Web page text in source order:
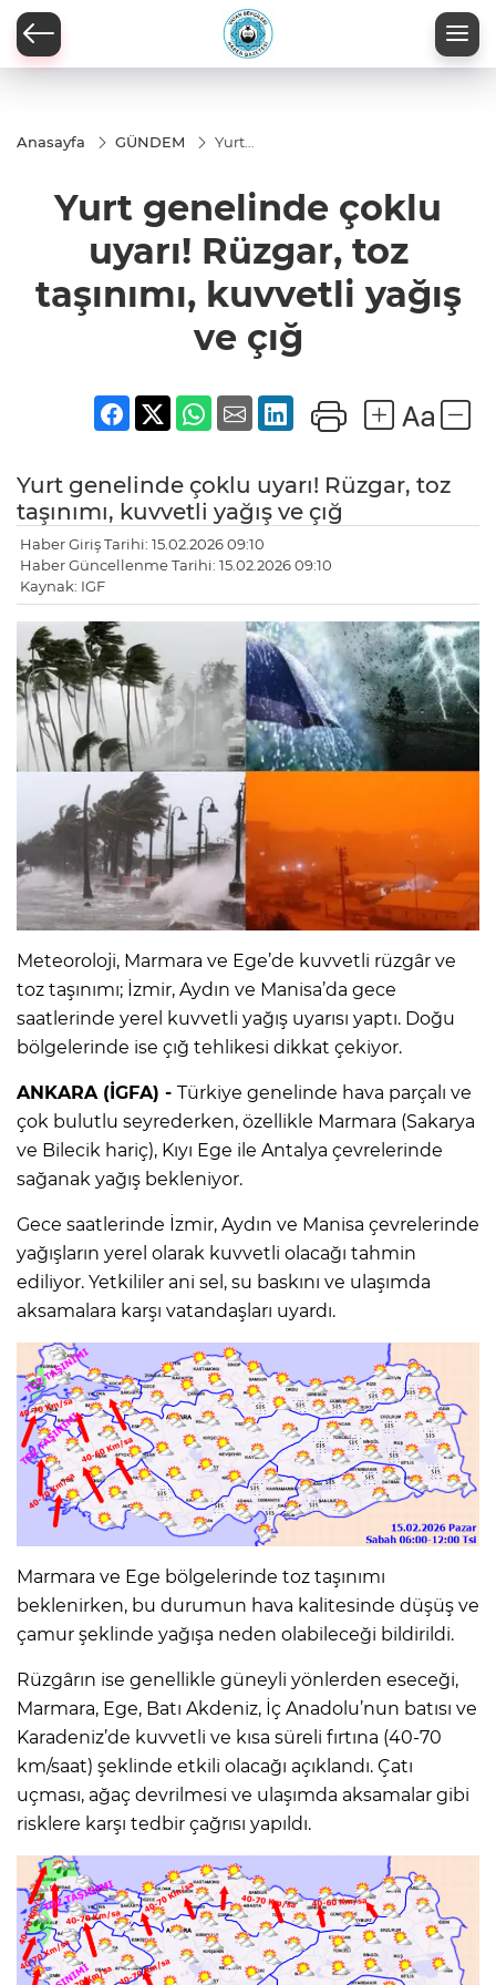
Anasayfa GÜNDEM
Yurt
uyarı!
Rüzgar,
taşınımı,
kuvvetli
yağış ve
çığ
Yurt genelinde çoklu
uyarı! Rüzgar, toz
taşınımı, kuvvetli yağış
ve çığ
Yurt genelinde çoklu uyarı! Rüzgar, toz
taşınımı, kuvvetli yağış ve çığ
Haber Giriş Tarihi: 15.02.2026 09:10
Haber Güncellenme Tarihi: 15.02.2026 09:10
Kaynak: IGF
Meteoroloji, Marmara ve Ege’de kuvvetli rüzgâr ve
toz taşınımı; İzmir, Aydın ve Manisa’da gece
saatlerinde yerel kuvvetli yağış uyarısı yaptı. Doğu
bölgelerinde ise çığ tehlikesi dikkat çekiyor.
ANKARA (İGFA) - Türkiye genelinde hava parçalı ve
çok bulutlu seyrederken, özellikle Marmara (Sakarya
ve Bilecik hariç), Kıyı Ege ile Antalya çevrelerinde
sağanak yağış bekleniyor.
Gece saatlerinde İzmir, Aydın ve Manisa çevrelerinde
yağışların yerel olarak kuvvetli olacağı tahmin
ediliyor. Yetkililer ani sel, su baskını ve ulaşımda
aksamalara karşı vatandaşları uyardı.
Marmara ve Ege bölgelerinde toz taşınımı
beklenirken, bu durumun hava kalitesinde düşüş ve
çamur şeklinde yağışa neden olabileceği bildirildi.
Rüzgârın ise genellikle güneyli yönlerden eseceği,
Marmara, Ege, Batı Akdeniz, İç Anadolu’nun batısı ve
Karadeniz’de kuvvetli ve kısa süreli fırtına (40-70
km/saat) şeklinde etkili olacağı açıklandı. Çatı
uçması, ağaç devrilmesi ve ulaşımda aksamalar gibi
risklere karşı tedbir çağrısı yapıldı.